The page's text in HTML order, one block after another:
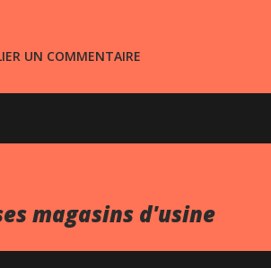
UN COMMENTAIRE
magasins d'usine